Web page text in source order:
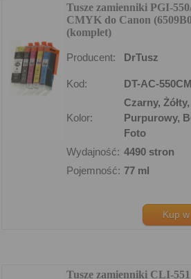
Tusze zamienniki PGI-
CMYK do Canon
(komplet)
Producent: DrTusz
Kod:
DT-AC-
Kolor:
Czarny, Żółty,
Purpurowy,
Foto
Wydajność: 4490 stron
Pojemność: 77 ml
Kup
Tusze zamienniki CLI-